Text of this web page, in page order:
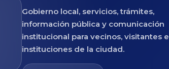
Gobierno local, servicios, trámites,
información pública y comunicación
institucional para vecinos, visitantes e
instituciones de la ciudad.